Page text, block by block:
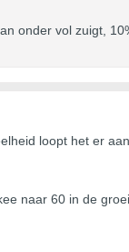
onder vol zuigt,
loopt het er
naar 60 in de